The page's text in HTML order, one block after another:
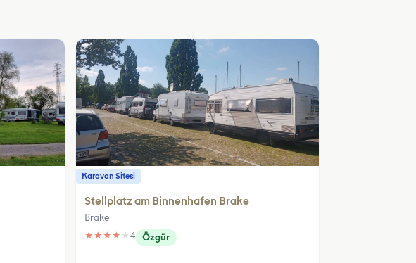
Karavan Sitesi
Stellplatz am Binnenhafen Brake
Brake
★ ★ ★ ★ ★ 4 Özgür